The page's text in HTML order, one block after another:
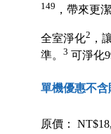
149 ，帶來更
全室淨化2 ，
準。 3 可淨化
單機優惠不含
原價：